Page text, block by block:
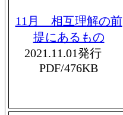
11月 相互理解の前
提にあるもの
2021.11.01発行
PDF/476KB